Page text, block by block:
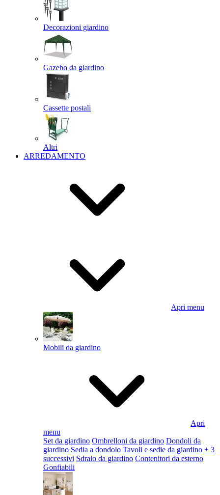
Decorazioni giardino
Gazebo da giardino
Cassette postali
Altri
ARREDAMENTO
Apri menu
Mobili da giardino
Apri
menu
Set da giardino Ombrelloni da giardino Dondoli da
giardino Sedia a dondolo Tavoli e sedie da giardino + 3
successivi Sdraio da giardino Contenitori da esterno
Gonfiabili